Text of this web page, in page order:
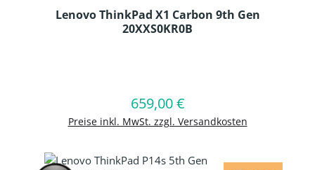
Lenovo ThinkPad X1 Carbon 9th Gen
20XXS0KR0B
Regulärer Preis:
659,00 €
Preise inkl. MwSt. zzgl. Versandkosten
In den Warenkorb